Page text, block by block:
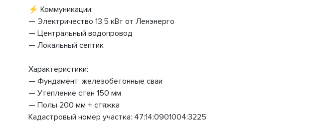
⚡ Коммуникации:
— Электричество 13,5 кВт от Ленэнерго
— Центральный водопровод
— Локальный септик
Характеристики:
— Фундамент: железобетонные сваи
— Утепление стен 150 мм
— Полы 200 мм + стяжка
Кадастровый номер участка: 47:14:0901004:3225